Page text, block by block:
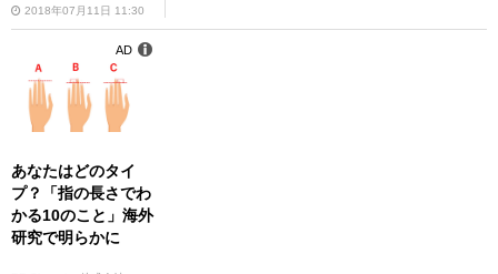
2018年07月11日 11:30
あなたはどのタイ
プ？「指の長さでわ
かる10のこと」海外
研究で明らかに
AD